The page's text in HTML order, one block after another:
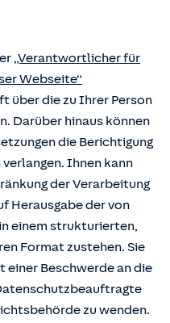
„Verantwortlicher für
Webseite“
über die zu Ihrer Person
Darüber hinaus können
die Berichtigung
Ihnen kann
der Verarbeitung
Herausgabe der von
einem strukturierten,
Format zustehen. Sie
einer Beschwerde an die
zu wenden.